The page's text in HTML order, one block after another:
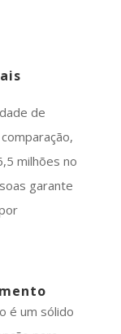
de
milhões no
garante
é um sólido